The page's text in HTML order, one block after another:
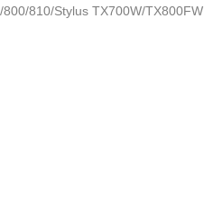
810/Stylus TX700W/TX800FW